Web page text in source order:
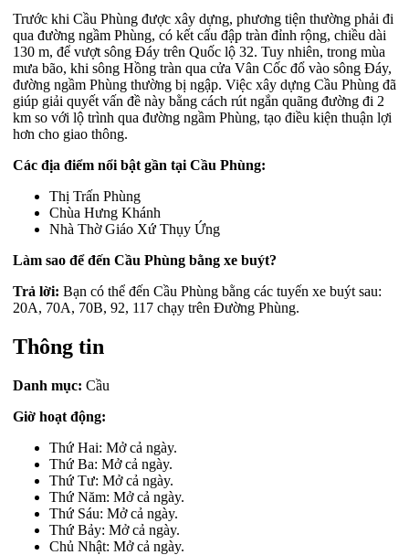
Trước khi Cầu Phùng được xây dựng, phương tiện thường phải đi
qua đường ngầm Phùng, có kết cấu đập tràn đỉnh rộng, chiều dài
130 m, để vượt sông Đáy trên Quốc lộ 32. Tuy nhiên, trong mùa
mưa bão, khi sông Hồng tràn qua cửa Vân Cốc đổ vào sông Đáy,
đường ngầm Phùng thường bị ngập. Việc xây dựng Cầu Phùng đã
giúp giải quyết vấn đề này bằng cách rút ngắn quãng đường đi 2
km so với lộ trình qua đường ngầm Phùng, tạo điều kiện thuận lợi
hơn cho giao thông.
Các địa điểm nổi bật gần tại Cầu Phùng:
Thị Trấn Phùng
Chùa Hưng Khánh
Nhà Thờ Giáo Xứ Thụy Ứng
Làm sao để đến Cầu Phùng bằng xe buýt?
Trả lời: Bạn có thể đến Cầu Phùng bằng các tuyến xe buýt sau:
20A, 70A, 70B, 92, 117 chạy trên Đường Phùng.
Thông tin
Danh mục: Cầu
Giờ hoạt động:
Thứ Hai: Mở cả ngày.
Thứ Ba: Mở cả ngày.
Thứ Tư: Mở cả ngày.
Thứ Năm: Mở cả ngày.
Thứ Sáu: Mở cả ngày.
Thứ Bảy: Mở cả ngày.
Chủ Nhật: Mở cả ngày.